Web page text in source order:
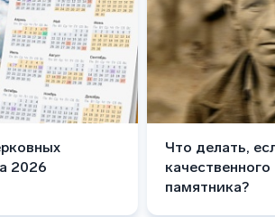
2026
Что делать,
памятника?